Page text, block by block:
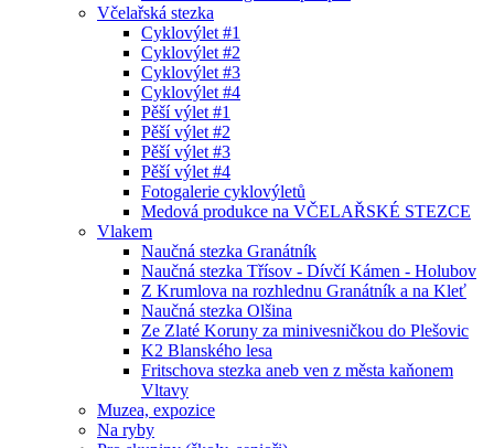
Včelařská stezka
Cyklovýlet #1
Cyklovýlet #2
Cyklovýlet #3
Cyklovýlet #4
Pěší výlet #1
Pěší výlet #2
Pěší výlet #3
Pěší výlet #4
Fotogalerie cyklovýletů
Medová produkce na VČELAŘSKÉ STEZCE
Vlakem
Naučná stezka Granátník
Naučná stezka Třísov - Dívčí Kámen - Holubov
Z Krumlova na rozhlednu Granátník a na Kleť
Naučná stezka Olšina
Ze Zlaté Koruny za minivesničkou do Plešovic
K2 Blanského lesa
Fritschova stezka aneb ven z města kaňonem
Vltavy
Muzea, expozice
Na ryby